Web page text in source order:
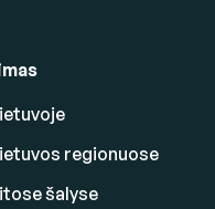
regionuose
šalyse